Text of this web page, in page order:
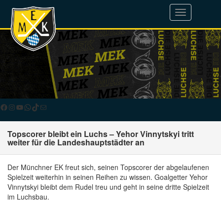
Toggle
navigation
Facebook
Instagram
YouTube
WhatsApp
TikTok
E-Mail
Topscorer bleibt ein Luchs – Yehor Vinnytskyi tritt
weiter für die Landeshauptstädter an
Der Münchner EK freut sich, seinen Topscorer der abgelaufenen
Spielzeit weiterhin in seinen Reihen zu wissen. Goalgetter Yehor
Vinnytskyi bleibt dem Rudel treu und geht in seine dritte Spielzeit
im Luchsbau.